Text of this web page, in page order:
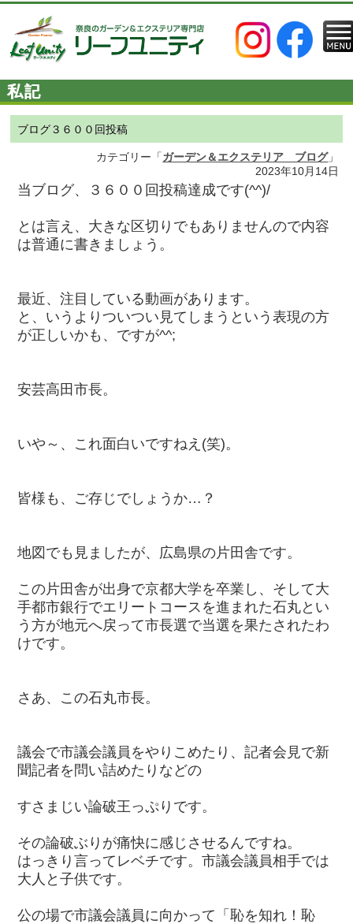
私記
ブログ３６００回投稿
カテゴリー「ガーデン＆エクステリア ブログ」
2023年10月14日
当ブログ、３６００回投稿達成です(^^)/
とは言え、大きな区切りでもありませんので内容
は普通に書きましょう。
最近、注目している動画があります。
と、いうよりついつい見てしまうという表現の方
が正しいかも、ですが^^;
安芸高田市長。
いや～、これ面白いですねえ(笑)。
皆様も、ご存じでしょうか…？
地図でも見ましたが、広島県の片田舎です。
この片田舎が出身で京都大学を卒業し、そして大
手都市銀行でエリートコースを進まれた石丸とい
う方が地元へ戻って市長選で当選を果たされたわ
けです。
さあ、この石丸市長。
議会で市議会議員をやりこめたり、記者会見で新
聞記者を問い詰めたりなどの
すさまじい論破王っぷりです。
その論破ぶりが痛快に感じさせるんですね。
はっきり言ってレベチです。市議会議員相手では
大人と子供です。
公の場で市議会議員に向かって「恥を知れ！恥